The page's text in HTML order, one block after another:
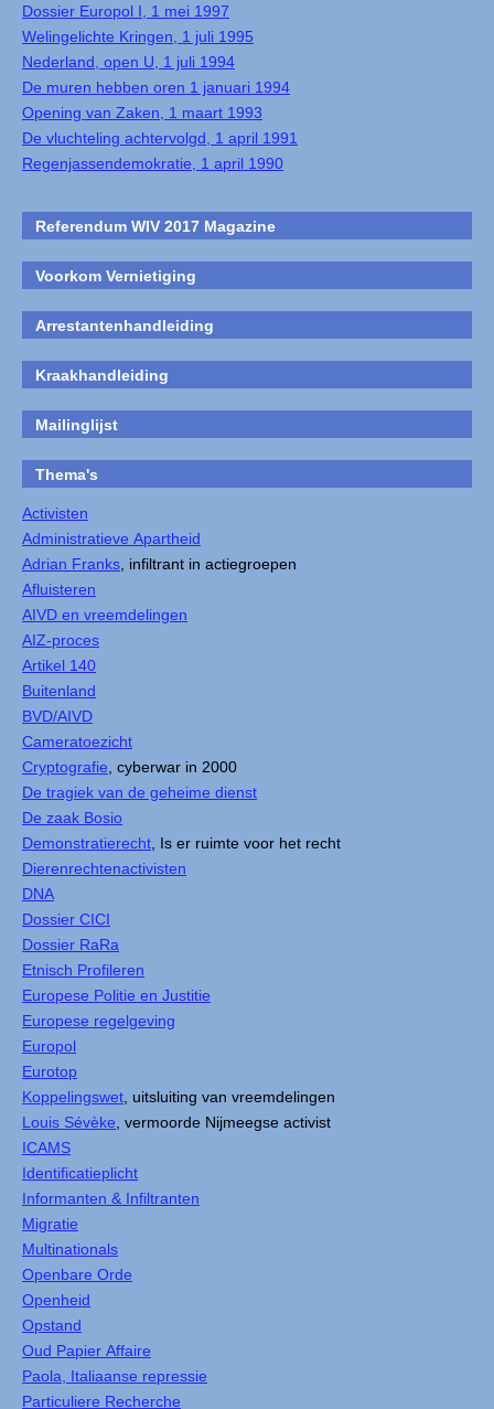
Dossier Europol I, 1 mei 1997
Welingelichte Kringen, 1 juli 1995
Nederland, open U, 1 juli 1994
De muren hebben oren 1 januari 1994
Opening van Zaken, 1 maart 1993
De vluchteling achtervolgd, 1 april 1991
Regenjassendemokratie, 1 april 1990
Referendum WIV 2017 Magazine
Voorkom Vernietiging
Arrestantenhandleiding
Kraakhandleiding
Mailinglijst
Thema's
Activisten
Administratieve Apartheid
Adrian Franks , infiltrant in actiegroepen
Afluisteren
AIVD en vreemdelingen
AIZ-proces
Artikel 140
Buitenland
BVD/AIVD
Cameratoezicht
Cryptografie , cyberwar in 2000
De tragiek van de geheime dienst
De zaak Bosio
Demonstratierecht , Is er ruimte voor het recht
Dierenrechtenactivisten
DNA
Dossier CICI
Dossier RaRa
Etnisch Profileren
Europese Politie en Justitie
Europese regelgeving
Europol
Eurotop
Koppelingswet , uitsluiting van vreemdelingen
Louis Sévèke , vermoorde Nijmeegse activist
ICAMS
Identificatieplicht
Informanten & Infiltranten
Migratie
Multinationals
Openbare Orde
Openheid
Opstand
Oud Papier Affaire
Paola, Italiaanse repressie
Particuliere Recherche